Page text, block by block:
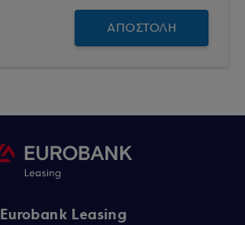
Eurobank Leasing